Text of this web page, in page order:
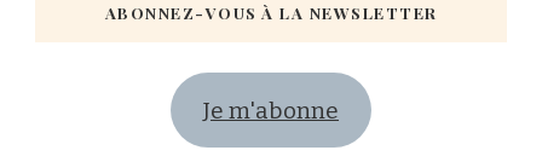
ABONNEZ-VOUS À LA NEWSLETTER
Je m'abonne